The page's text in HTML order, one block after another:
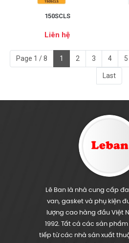
150SCLS
Liên hệ
Page 1 / 8 1 2 3 4 5
Last
Lê Ban là nhà cung cấp
van, gasket và phụ kiện
lượng cao hàng đầu Việt
1992. Tất cả các sản
tiếp từ các nhà sản xuất